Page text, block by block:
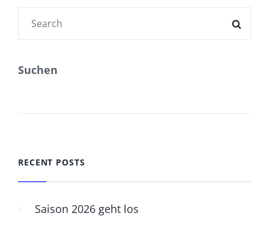
Suchen
RECENT POSTS
Saison 2026 geht los